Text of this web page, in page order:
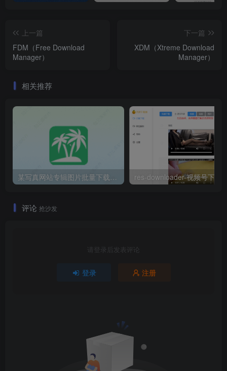
上一篇
FDM（Free Download
Manager）
下一篇
XDM（Xtreme Download
Manager）
相关推荐
评论 抢沙发
请登录后发表评论
登录 注册